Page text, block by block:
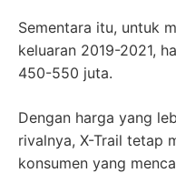
Sementara itu, untuk
keluaran 2019-2021,
450-550 juta.
Dengan harga yang
rivalnya, X-Trail tetap
konsumen yang